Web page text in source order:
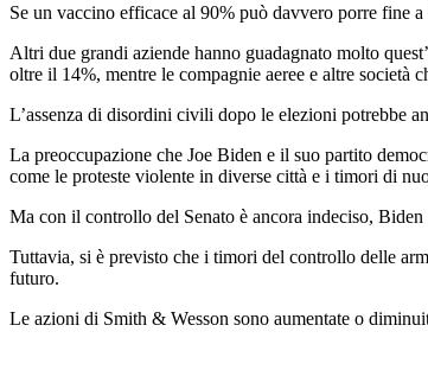
Se un vaccino efficace al 90% può davvero porre fine
Altri due grandi aziende hanno guadagnato molto
oltre il 14%, mentre le compagnie aeree e altre società
L’assenza di disordini civili dopo le elezioni potrebbe
La preoccupazione che Joe Biden e il suo partito
come le proteste violente in diverse città e i timori di
Ma con il controllo del Senato è ancora indeciso,
Tuttavia, si è previsto che i timori del controllo delle
futuro.
Le azioni di Smith & Wesson sono aumentate o